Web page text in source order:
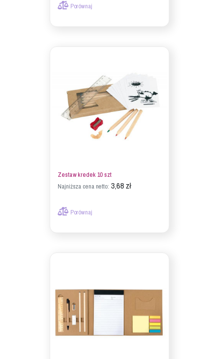
Porównaj
Zestaw kredek 10 szt
Najniższa cena netto: 3,68 zł
Porównaj